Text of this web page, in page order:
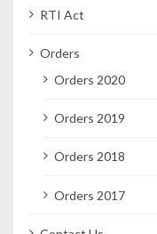
RTI Act
Orders
Orders 2020
Orders 2019
Orders 2018
Orders 2017